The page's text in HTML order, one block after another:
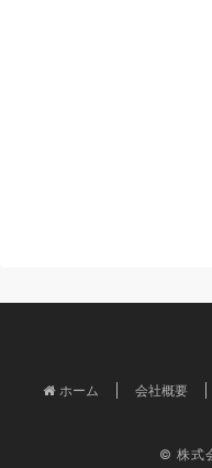
ホーム 会社概要
© 株式